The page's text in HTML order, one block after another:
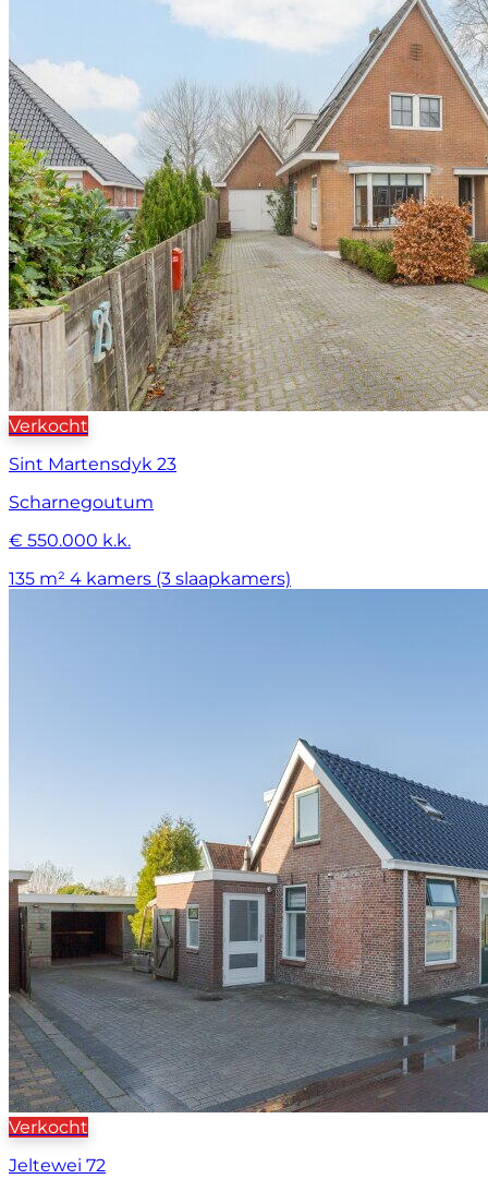
Verkocht
Sint Martensdyk 23
Scharnegoutum
€ 550.000 k.k.
135 m² 4 kamers (3 slaapkamers)
Verkocht
Jeltewei 72